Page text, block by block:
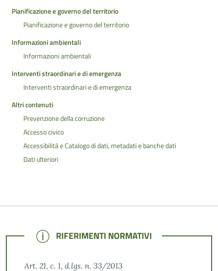
Pianificazione e governo del territorio
Pianificazione e governo del territorio
Informazioni ambientali
Informazioni ambientali
Interventi straordinari e di emergenza
Interventi straordinari e di emergenza
Altri contenuti
Prevenzione della corruzione
Accesso civico
Accessibilità e Catalogo di dati, metadati e banche dati
Dati ulteriori
NOTE
RIFERIMENTI NORMATIVI
Art. 21, c. 1, d.lgs. n. 33/2013